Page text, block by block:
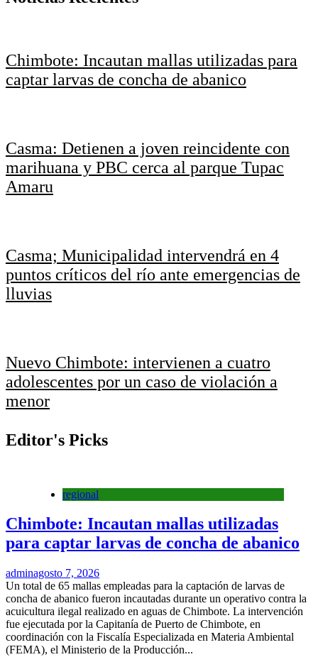
Chimbote: Incautan mallas utilizadas para
captar larvas de concha de abanico
Casma: Detienen a joven reincidente con
marihuana y PBC cerca al parque Tupac
Amaru
Casma; Municipalidad intervendrá en 4
puntos críticos del río ante emergencias de
lluvias
Nuevo Chimbote: intervienen a cuatro
adolescentes por un caso de violación a
menor
Editor's Picks
regional
Chimbote: Incautan mallas utilizadas
para captar larvas de concha de abanico
adminagosto 7, 2026
Un total de 65 mallas empleadas para la captación de larvas de
concha de abanico fueron incautadas durante un operativo contra la
acuicultura ilegal realizado en aguas de Chimbote. La intervención
fue ejecutada por la Capitanía de Puerto de Chimbote, en
coordinación con la Fiscalía Especializada en Materia Ambiental
(FEMA), el Ministerio de la Producción...